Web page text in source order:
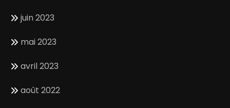
juin 2023
mai 2023
avril 2023
août 2022